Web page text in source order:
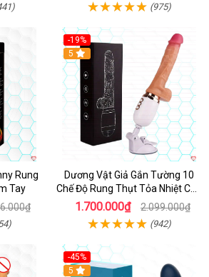
(975)
Rung
Tay
-19%
Hot
5
Dương Vật Giả Gắn Tường 10
Chế Độ Rung Thụt Tỏa Nhiệt Cao
Cấp
1.700.000₫ 2.099.000₫
(942)
-45%
Hot
5